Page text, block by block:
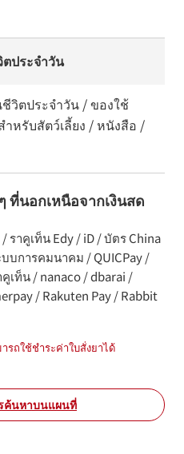
ประจำวัน
วิตประจำวัน / ของใช้
หรับสัตว์เลี้ยง / หนังสือ /
ที่นอกเหนือจากเงินสด
ราคูเท็น Edy / iD / บัตร China
บการคมนาคม / QUICPay /
เท็น / nanaco / dbarai /
/ Rakuten Pay / Rabbit
รถใช้ชำระค่าใบสั่งยาได้
ค้นหาบนแผนที่